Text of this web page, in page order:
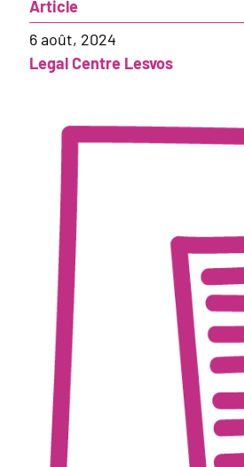
Article
6 août, 2024
Legal Centre Lesvos